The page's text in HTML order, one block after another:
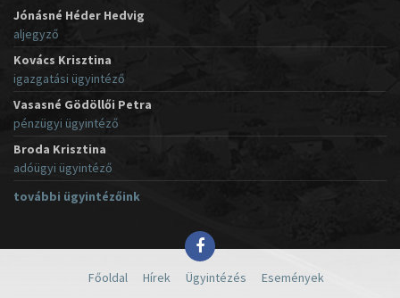
Jónásné Héder Hedvig
aljegyző
Kovács Krisztina
igazgatási ügyintéző
Vasasné Gödöllői Petra
pénzügyi ügyintéző
Broda Krisztina
adóügyi ügyintéző
további ügyintézőink
Főoldal Hírek Ügyintézés Események